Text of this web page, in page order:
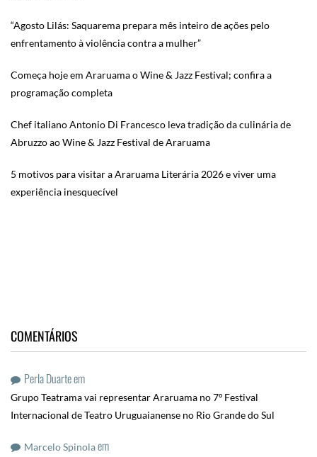
“Agosto Lilás: Saquarema prepara mês inteiro de ações pelo
enfrentamento à violência contra a mulher”
Começa hoje em Araruama o Wine & Jazz Festival; confira a
programação completa
Chef italiano Antonio Di Francesco leva tradição da culinária de
Abruzzo ao Wine & Jazz Festival de Araruama
5 motivos para visitar a Araruama Literária 2026 e viver uma
experiência inesquecível
COMENTÁRIOS
Perla Duarteem
Grupo Teatrama vai representar Araruama no 7º Festival
Internacional de Teatro Uruguaianense no Rio Grande do Sul
Marcelo Spinolaem